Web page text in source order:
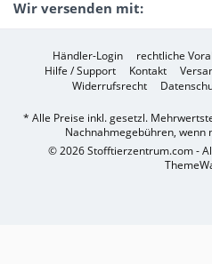
Wir versenden mit:
Händler-Login rechtliche
Hilfe / Support
Kontakt
Widerrufsrecht
* Alle Preise inkl. gesetzl.
Nachnahmegebühren, wenn
© 2026 Stofftierzentrum.com -